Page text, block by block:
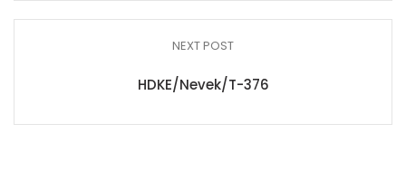
NEXT POST
HDKE/Nevek/T-376